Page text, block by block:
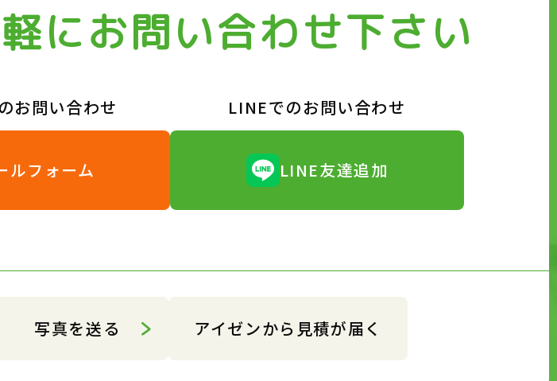
にお問い合わせ下さい
お問い合わせ
ルフォーム
LINEでのお問い合わせ
LINE友達追加
写真を送る アイゼンから見積が届く